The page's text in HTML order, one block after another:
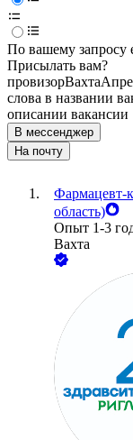
По вашему запросу
Присылать вам?
провизорВахта
слова в названии
описании вакансии
В мессенджер
На почту
Фармацевт-
область)
Опыт 1-3
Вахта